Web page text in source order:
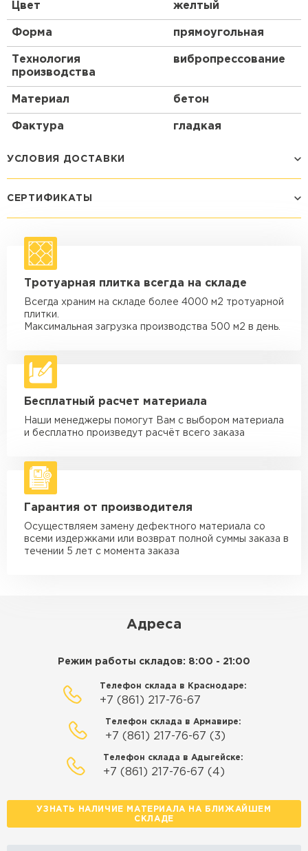
Цвет желтый
Форма прямоугольная
Технология
производства
вибропрессование
Материал бетон
Фактура гладкая
УСЛОВИЯ ДОСТАВКИ
макс. длина груза 4 м
Машина - 1,5 тн до 20 м3
макс. длина груза 4 м
Машина - 3,5 тн до 30 м3
макс. длина груза 6 м
макс. длина груза 6 м
Машина - 10 тн до 50 м3
макс. длина груза 8 м
Машина - 20 тн до 80 м3
от 5 500 ₽
Манипулятор до 5 тн
макс. длина груза 5 м
Манипулятор до 10 тн
макс. длина груза 10 м
Манипулятор до 15 тн
СЕРТИФИКАТЫ
Тротуарная плитка всегда на складе
Всегда храним на складе более 4000 м2 тротуарной
плитки.
Максимальная загрузка производства 500 м2 в день.
Бесплатный расчет материала
Наши менеджеры помогут Вам с выбором материала
и бесплатно произведут расчёт всего заказа
Гарантия от производителя
Осуществляем замену дефектного материала со
всеми издержками или возврат полной суммы заказа в
течении 5 лет с момента заказа
Адреса
Режим работы складов: 8:00 - 21:00
Телефон склада в Краснодаре:
+7 (861) 217-76-67
Телефон склада в Армавире:
+7 (861) 217-76-67 (3)
Телефон склада в Адыгейске:
+7 (861) 217-76-67 (4)
УЗНАТЬ НАЛИЧИЕ МАТЕРИАЛА НА БЛИЖАЙШЕМ
СКЛАДЕ